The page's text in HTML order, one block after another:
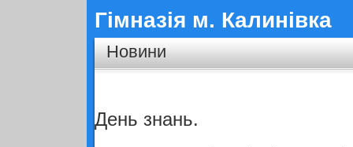
Гімназія м. Калинівка
Новини
День знань.